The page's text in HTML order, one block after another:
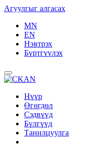
Агуулгыг алгасах
MN
EN
Нэвтрэх
Бүртгүүлэх
Нүүр
Өгөгдөл
Сэдвүүд
Бүлгүүд
Танилцуулга